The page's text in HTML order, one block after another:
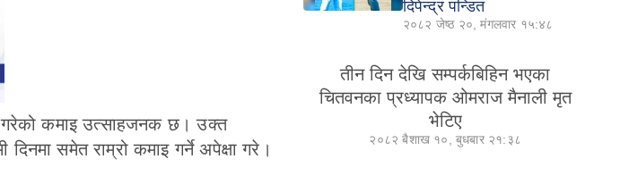
गरेको कमाइ उत्साहजनक छ। उक्त
समेत राम्रो कमाइ गर्ने अपेक्षा गरे।
दिपेन्द्र पन्डित
२०८२ जेष्ठ २०, मंगलवार १५:४८
तीन दिन देखि सम्पर्कबिहिन भएका
चितवनका प्रध्यापक ओमराज मैनाली मृत
भेटिए
२०८२ बैशाख १०, बुधबार २१:३८